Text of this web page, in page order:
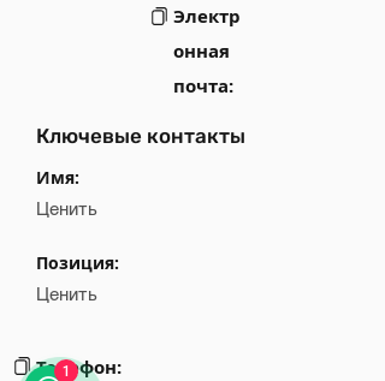
Электр
онная
почта:
Ключевые контакты
Имя:
Ценить
Позиция:
Ценить
Телефон:
1